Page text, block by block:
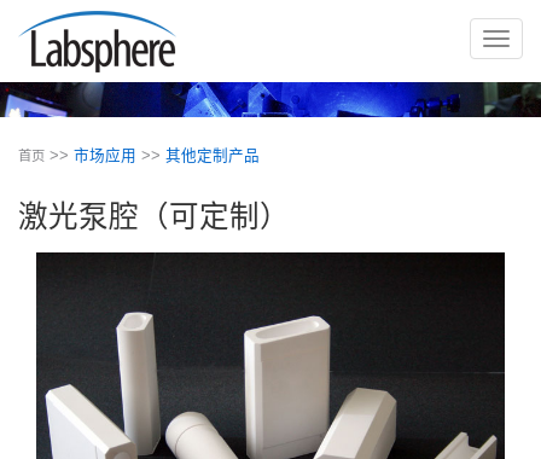
切
导
首页 >> 市场应用 >> 其他定制产品
激光泵腔（可定制）